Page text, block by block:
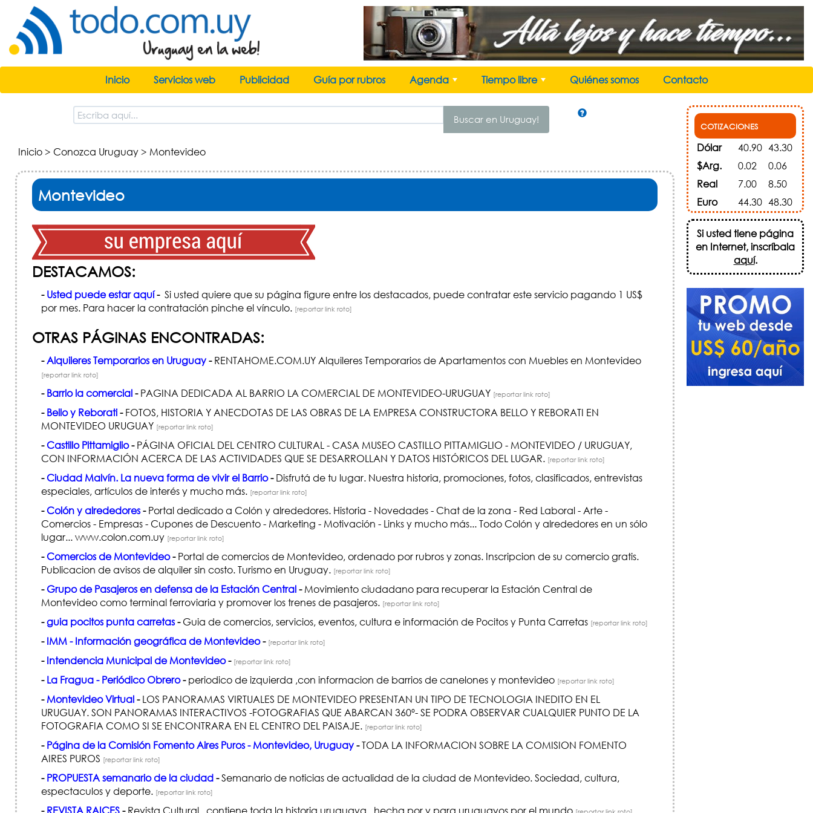
Inicio Servicios web Publicidad Guía por rubros
+
Agenda
+
Tiempo libre Quiénes somos Contacto
Buscar en Uruguay!
Inicio> Conozca Uruguay> Montevideo
Montevideo
DESTACAMOS:
- Usted puede estar aquí-Si usted quiere que su página figure entre los destacados, puede contratar este servicio pagando 1 US$
por mes. Para hacer la contratación pinche el vínculo. [reportar link roto]
OTRAS PÁGINAS ENCONTRADAS:
-Alquileres Temporarios en Uruguay-RENTAHOME.COM.UY Alquileres Temporarios de Apartamentos con Muebles en Montevideo
[reportar link roto]
- Barrio la comercial-PAGINA DEDICADA AL BARRIO LA COMERCIAL DE MONTEVIDEO-URUGUAY [reportar link roto]
- Bello y Reborati-FOTOS, HISTORIA Y ANECDOTAS DE LAS OBRAS DE LA EMPRESA CONSTRUCTORA BELLO Y REBORATI EN
MONTEVIDEO URUGUAY [reportar link roto]
-Castillo Pittamiglio-PÁGINA OFICIAL DEL CENTRO CULTURAL - CASA MUSEO CASTILLO PITTAMIGLIO - MONTEVIDEO / URUGUAY,
CON INFORMACIÓN ACERCA DE LAS ACTIVIDADES QUE SE DESARROLLAN Y DATOS HISTÓRICOS DEL LUGAR. [reportar link roto]
-Ciudad Malvín. La nueva forma de vivir el Barrio-Disfrutá de tu lugar. Nuestra historia, promociones, fotos, clasificados, entrevistas
especiales, artículos de interés y mucho más. [reportar link roto]
-Colón y alrededores-Portal dedicado a Colón y alrededores. Historia - Novedades - Chat de la zona - Red Laboral - Arte -
Comercios - Empresas - Cupones de Descuento - Marketing - Motivación - Links y mucho más... Todo Colón y alrededores en un sólo
lugar... www.colon.com.uy [reportar link roto]
-Comercios de Montevideo-Portal de comercios de Montevideo, ordenado por rubros y zonas. Inscripcion de su comercio gratis.
Publicacion de avisos de alquiler sin costo. Turismo en Uruguay. [reportar link roto]
- Grupo de Pasajeros en defensa de la Estación Central-Movimiento ciudadano para recuperar la Estación Central de
Montevideo como terminal ferroviaria y promover los trenes de pasajeros. [reportar link roto]
-guia pocitos punta carretas-Guia de comercios, servicios, eventos, cultura e información de Pocitos y Punta Carretas [reportar link roto]
- IMM - Información geográfica de Montevideo- [reportar link roto]
- Intendencia Municipal de Montevideo- [reportar link roto]
- La Fragua - Periódico Obrero-periodico de izquierda ,con informacion de barrios de canelones y montevideo [reportar link roto]
- Montevideo Virtual-LOS PANORAMAS VIRTUALES DE MONTEVIDEO PRESENTAN UN TIPO DE TECNOLOGIA INEDITO EN EL
URUGUAY. SON PANORAMAS INTERACTIVOS -FOTOGRAFIAS QUE ABARCAN 360º- SE PODRA OBSERVAR CUALQUIER PUNTO DE LA
FOTOGRAFIA COMO SI SE ENCONTRARA EN EL CENTRO DEL PAISAJE. [reportar link roto]
- Página de la Comisión Fomento Aires Puros - Montevideo, Uruguay-TODA LA INFORMACION SOBRE LA COMISION FOMENTO
AIRES PUROS [reportar link roto]
- PROPUESTA semanario de la ciudad-Semanario de noticias de actualidad de la ciudad de Montevideo. Sociedad, cultura,
espectaculos y deporte. [reportar link roto]
- REVISTA RAICES-Revista Cultural , contiene toda la historia uruguaya , hecha por y para uruguayos por el mundo
COTIZACIONES
Dólar 40.90 43.30
$Arg.
0.02
0.06
Real
7.00
8.50
Euro
44.30 48.30
Si usted tiene página
en Internet, inscríbala
aquí.